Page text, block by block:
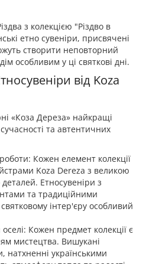
з колекцією "Різдво в
етно сувеніри, присвячені
створити неповторний
особливим у ці святкові дні.
від Koza
«Коза Дереза» найкращі
та автентичних
Кожен елемент колекції
Koza Dereza з великою
Етносувеніри з
та традиційними
інтер'єру особливий
Кожен предмет колекції є
мистецтва. Вишукані
натхненні українськими